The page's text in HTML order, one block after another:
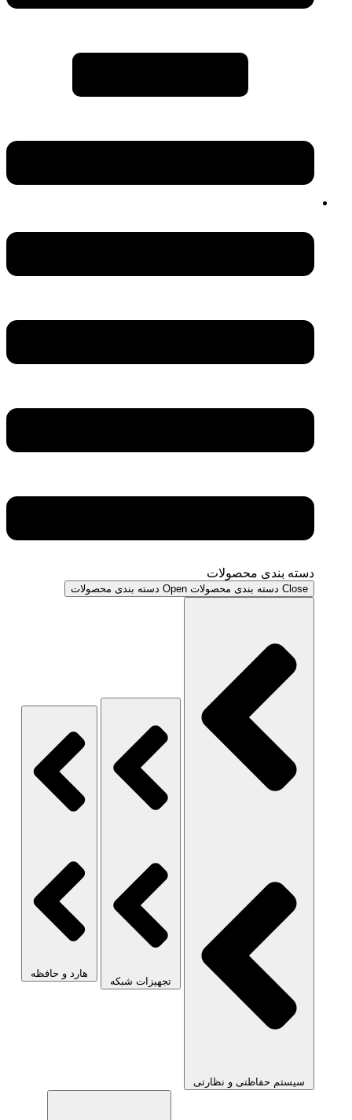
دسته بندی محصولات
Close دسته بندی محصولات Open دسته بندی محصولات
سیستم حفاظتی و نظارتی
تجهیزات شبکه
هارد و حافظه